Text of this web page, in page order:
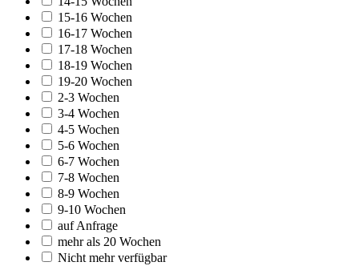
15-16 Wochen
16-17 Wochen
17-18 Wochen
18-19 Wochen
19-20 Wochen
2-3 Wochen
3-4 Wochen
4-5 Wochen
5-6 Wochen
6-7 Wochen
7-8 Wochen
8-9 Wochen
9-10 Wochen
auf Anfrage
mehr als 20 Wochen
Nicht mehr verfügbar